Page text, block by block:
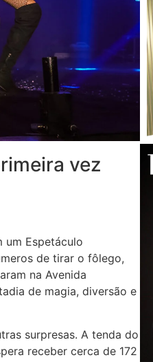
vez
um Espetáculo
de tirar o fôlego,
na Avenida
de magia, diversão e
surpresas. A tenda do
receber cerca de 172